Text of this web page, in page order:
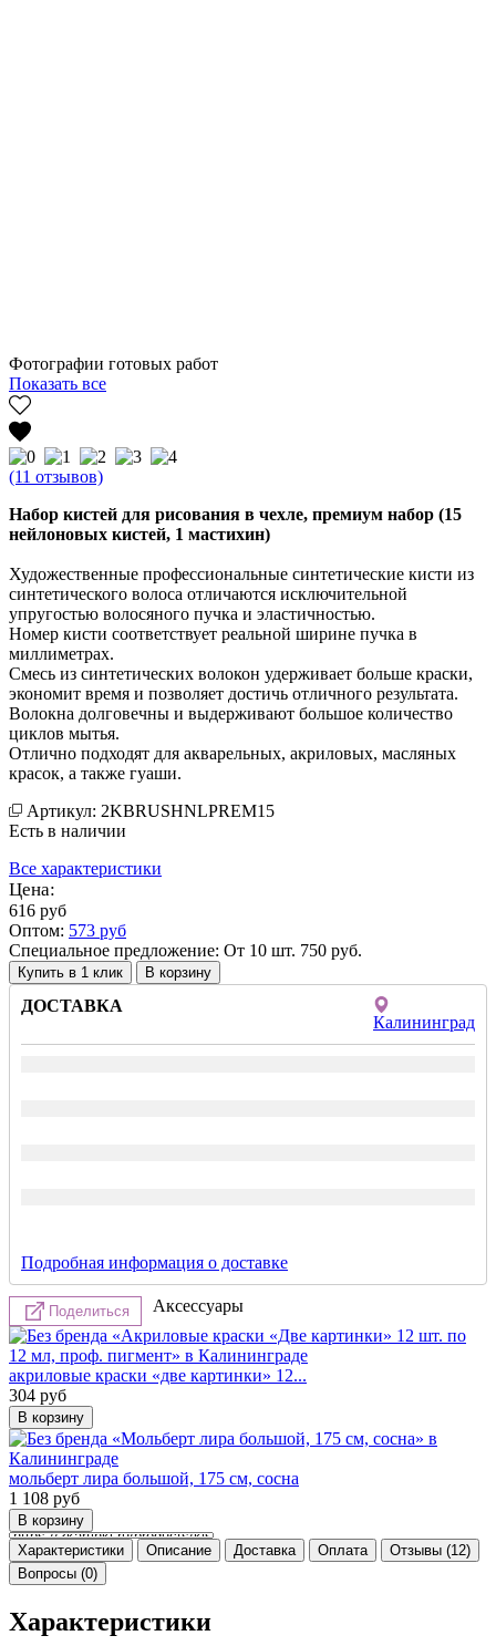
Фотографии готовых работ
Показать все
(11 отзывов)
Набор кистей для рисования в чехле, премиум набор (15
нейлоновых кистей, 1 мастихин)
Художественные профессиональные синтетические кисти из
синтетического волоса отличаются исключительной
упругостью волосяного пучка и эластичностью.
Номер кисти соответствует реальной ширине пучка в
миллиметрах.
Смесь из синтетических волокон удерживает больше краски,
экономит время и позволяет достичь отличного результата.
Волокна долговечны и выдерживают большое количество
циклов мытья.
Отлично подходят для акварельных, акриловых, масляных
красок, а также гуаши.
Артикул: 2KBRUSHNLPREM15
Есть в наличии
Все характеристики
Цена:
616 руб
Оптом: 573 руб
Специальное предложение: От 10 шт. 750 руб.
Купить в 1 клик
ДОСТАВКА
Калининград
Подробная информация о доставке
Поделиться Аксессуары
акриловые краски «две картинки» 12...
304 руб
мольберт лира большой, 175 см, сосна
1 108 руб
Характеристики Описание Доставка Оплата
Отзывы (12)
Вопросы (0)
Характеристики